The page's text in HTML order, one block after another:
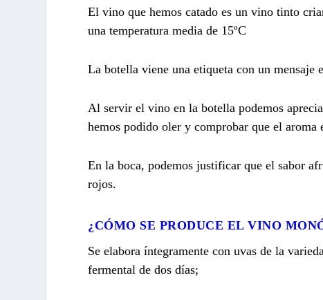
El vino que hemos catado es un vino tinto
una temperatura media de 15ºC
La botella viene una etiqueta con un
Al servir el vino en la botella podemos
hemos podido oler y comprobar que el aroma
En la boca, podemos justificar que el sabor
rojos.
¿CÓMO SE PRODUCE EL VINO
Se elabora íntegramente con uvas de la
fermental de dos días;